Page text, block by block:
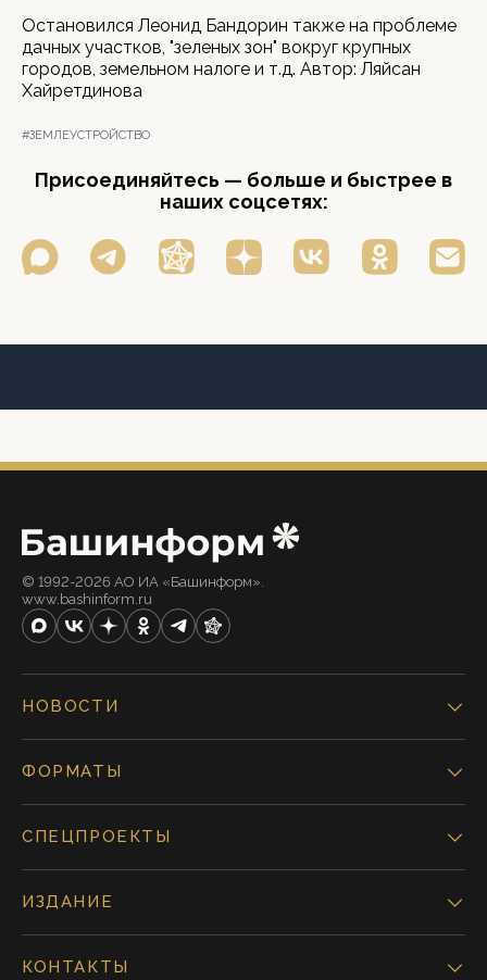
Остановился Леонид Бандорин также на проблеме
дачных участков, "зеленых зон" вокруг крупных
городов, земельном налоге и т.д. Автор: Ляйсан
Хайретдинова
#ЗЕМЛЕУСТРОЙСТВО
Присоединяйтесь — больше и быстрее в
наших соцсетях:
© 1992-2026 АО ИА «Башинформ».
www.bashinform.ru
НОВОСТИ
ФОРМАТЫ
СПЕЦПРОЕКТЫ
ИЗДАНИЕ
КОНТАКТЫ